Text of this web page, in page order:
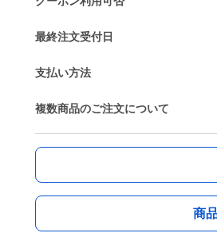
最終注文受付日
支払い方法
複数商品のご注文について
商